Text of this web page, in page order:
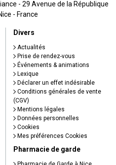
- 29 Avenue de la République
- France
Divers
Actualités
Prise de rendez-vous
Événements & animations
Lexique
Déclarer un effet indésirable
Conditions générales de vente
(CGV)
Mentions légales
Données personnelles
Cookies
Mes préférences Cookies
Pharmacie de garde